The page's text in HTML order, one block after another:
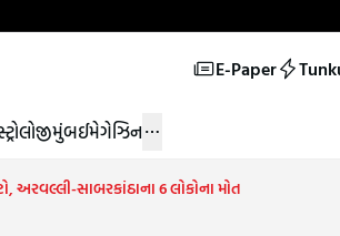
E-Paper
મુંબઈમેગેઝિન
અરવલ્લી-સાબરકાંઠાના 6 લોકોના મોત